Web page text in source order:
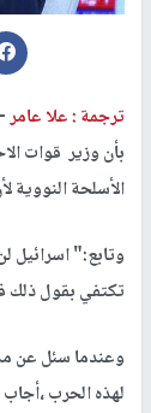
ترجمة : علا عامر-
بأن وزير قوات
الأسلحة النووية
وتابع:" اسرائيل
تكتفي بقول ذلك
وعندما سئل عن
لهذه الحرب